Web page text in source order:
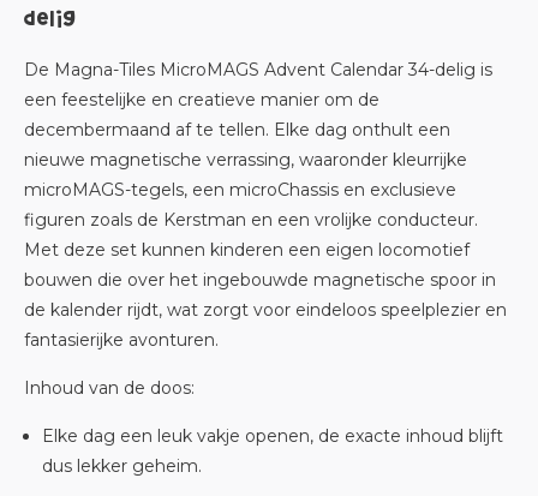
delig
De Magna-Tiles MicroMAGS Advent Calendar 34-delig is
een feestelijke en creatieve manier om de
decembermaand af te tellen. Elke dag onthult een
nieuwe magnetische verrassing, waaronder kleurrijke
microMAGS-tegels, een microChassis en exclusieve
figuren zoals de Kerstman en een vrolijke conducteur.
Met deze set kunnen kinderen een eigen locomotief
bouwen die over het ingebouwde magnetische spoor in
de kalender rijdt, wat zorgt voor eindeloos speelplezier en
fantasierijke avonturen.
Inhoud van de doos:
Elke dag een leuk vakje openen, de exacte inhoud blijft
dus lekker geheim.